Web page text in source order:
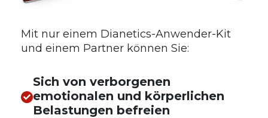
Mit nur einem Dianetics-Anwender-Kit
und einem Partner können Sie:
Sich von verborgenen
emotionalen und körperlichen
Belastungen befreien